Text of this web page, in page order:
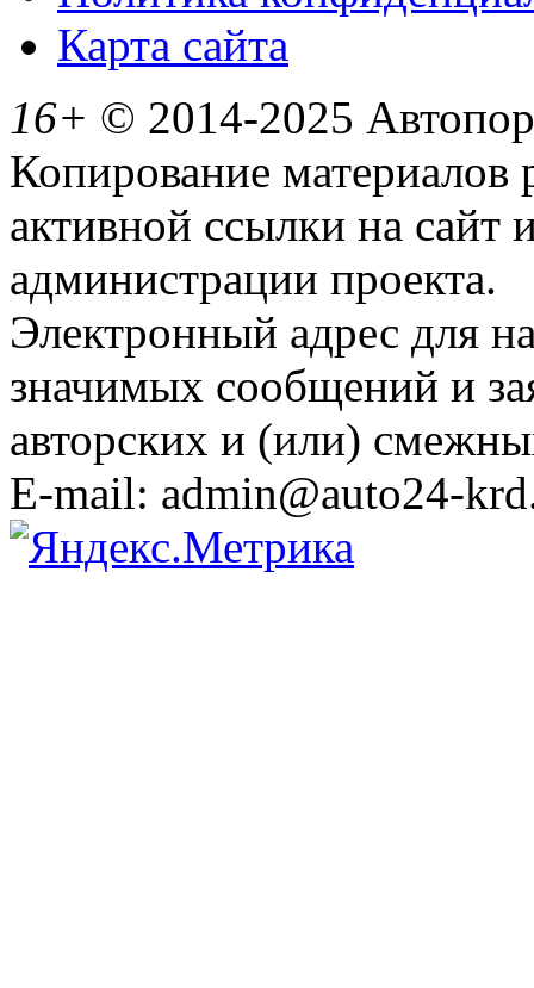
Карта сайта
16+ © 2014-2025
Копирование материалов
активной ссылки на сайт
администрации проекта.
Электронный адрес для
значимых сообщений и
авторских и (или)
E-mail: admin@auto24-